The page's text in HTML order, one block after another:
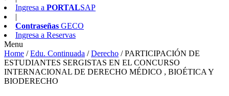
Ingresa a PORTALSAP
Contraseñas GECO
Ingresa a Reservas
Menu
Home /Edu. Continuada /Derecho /PARTICIPACIÓN DE
ESTUDIANTES SERGISTAS EN EL CONCURSO
INTERNACIONAL DE DERECHO MÉDICO , BIOÉTICA Y
BIODERECHO